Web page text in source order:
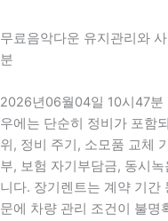
무료음악다운 유지관리와
분
2026년06월04일 10시47분
우에는 단순히 정비가 포함
위, 정비 주기, 소모품 교체
부, 보험 자기부담금, 동시
니다. 장기렌트는 계약 기간
문에 차량 관리 조건이 불명